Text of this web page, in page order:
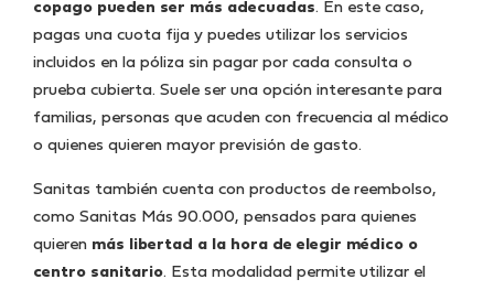
copago pueden ser más adecuadas. En este caso,
pagas una cuota fija y puedes utilizar los servicios
incluidos en la póliza sin pagar por cada consulta o
prueba cubierta. Suele ser una opción interesante para
familias, personas que acuden con frecuencia al médico
o quienes quieren mayor previsión de gasto.
Sanitas también cuenta con productos de reembolso,
como Sanitas Más 90.000, pensados para quienes
quieren más libertad a la hora de elegir médico o
centro sanitario. Esta modalidad permite utilizar el